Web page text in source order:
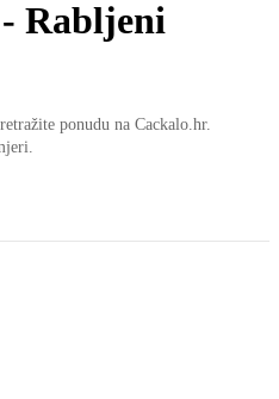
Rabljeni
ponudu na Cackalo.hr.